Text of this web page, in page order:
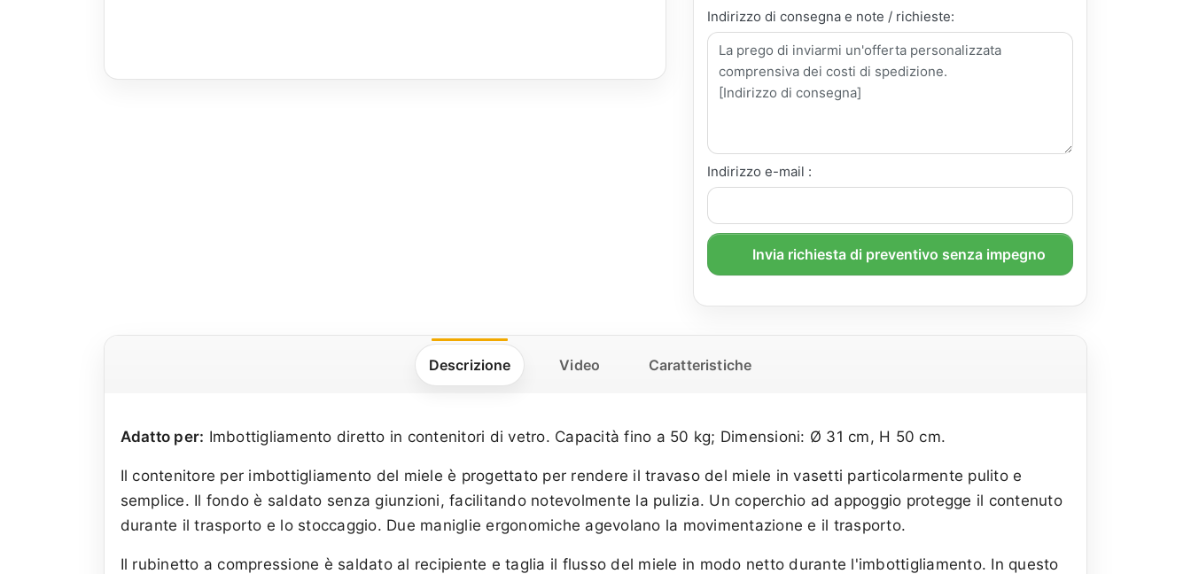
Indirizzo di consegna e note / richieste:
Indirizzo e-mail :
Invia richiesta di preventivo senza impegno
Descrizione Video Caratteristiche
Adatto per: Imbottigliamento diretto in contenitori di vetro. Capacità fino a 50 kg; Dimensioni: Ø 31 cm, H 50 cm.
Il contenitore per imbottigliamento del miele è progettato per rendere il travaso del miele in vasetti particolarmente pulito e
semplice. Il fondo è saldato senza giunzioni, facilitando notevolmente la pulizia. Un coperchio ad appoggio protegge il contenuto
durante il trasporto e lo stoccaggio. Due maniglie ergonomiche agevolano la movimentazione e il trasporto.
Il rubinetto a compressione è saldato al recipiente e taglia il flusso del miele in modo netto durante l'imbottigliamento. In questo